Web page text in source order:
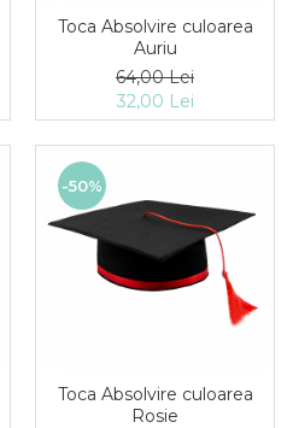
Toca Absolvire culoarea
Auriu
64,00 Lei
32,00 Lei
-50%
Toca Absolvire culoarea
Rosie